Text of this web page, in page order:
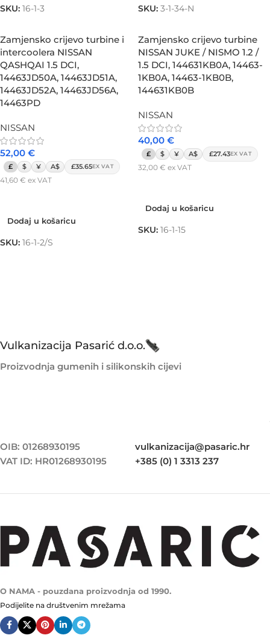
SKU: 16-1-3 SKU: 3-1-34-N
Zamjensko crijevo turbine i
intercoolera NISSAN
QASHQAI 1.5 DCI,
14463JD50A, 14463JD51A,
14463JD52A, 14463JD56A,
14463PD
NISSAN
52,00 €
£ $ ¥ A$ £35.65EX VAT
41,60 € ex VAT
Dodaj u košaricu
SKU: 16-1-2/S
Zamjensko crijevo turbine
NISSAN JUKE / NISMO 1.2 /
1.5 DCI, 144631KB0A, 14463-
1KB0A, 14463-1KB0B,
144631KB0B
NISSAN
40,00 €
£ $ ¥ A$ £27.43EX VAT
32,00 € ex VAT
Dodaj u košaricu
SKU: 16-1-15
Vulkanizacija Pasarić d.o.o.
Proizvodnja gumenih i silikonskih cijevi
OIB: 01268930195
VAT ID: HR01268930195
vulkanizacija@pasaric.hr
+385 (0) 1 3313 237
O NAMA - pouzdana proizvodnja od 1990.
Podijelite na društvenim mrežama